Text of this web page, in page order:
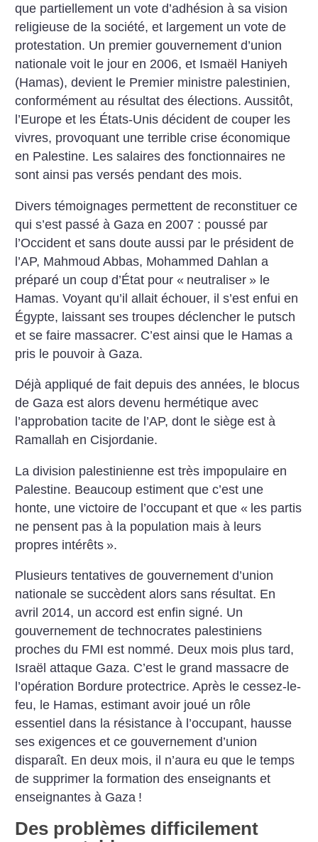
que partiellement un vote d’adhésion à sa vision
religieuse de la société, et largement un vote de
protestation. Un premier gouvernement d’union
nationale voit le jour en 2006, et Ismaël Haniyeh
(Hamas), devient le Premier ministre palestinien,
conformément au résultat des élections. Aussitôt,
l’Europe et les États-Unis décident de couper les
vivres, provoquant une terrible crise économique
en Palestine. Les salaires des fonctionnaires ne
sont ainsi pas versés pendant des mois.
Divers témoignages permettent de reconstituer ce
qui s’est passé à Gaza en 2007 : poussé par
l’Occident et sans doute aussi par le président de
l’AP, Mahmoud Abbas, Mohammed Dahlan a
préparé un coup d’État pour « neutraliser » le
Hamas. Voyant qu’il allait échouer, il s’est enfui en
Égypte, laissant ses troupes déclencher le putsch
et se faire massacrer. C’est ainsi que le Hamas a
pris le pouvoir à Gaza.
Déjà appliqué de fait depuis des années, le blocus
de Gaza est alors devenu hermétique avec
l’approbation tacite de l’AP, dont le siège est à
Ramallah en Cisjordanie.
La division palestinienne est très impopulaire en
Palestine. Beaucoup estiment que c’est une
honte, une victoire de l’occupant et que « les partis
ne pensent pas à la population mais à leurs
propres intérêts ».
Plusieurs tentatives de gouvernement d’union
nationale se succèdent alors sans résultat. En
avril 2014, un accord est enfin signé. Un
gouvernement de technocrates palestiniens
proches du FMI est nommé. Deux mois plus tard,
Israël attaque Gaza. C’est le grand massacre de
l’opération Bordure protectrice. Après le cessez-le-
feu, le Hamas, estimant avoir joué un rôle
essentiel dans la résistance à l’occupant, hausse
ses exigences et ce gouvernement d’union
disparaît. En deux mois, il n’aura eu que le temps
de supprimer la formation des enseignants et
enseignantes à Gaza !
Des problèmes difficilement